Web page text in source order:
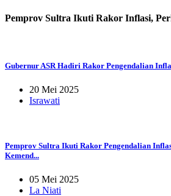
Pemprov Sultra Ikuti Rakor Inflasi,
Gubernur ASR Hadiri Rakor Pengendalian
20 Mei 2025
Israwati
Pemprov Sultra Ikuti Rakor Pengendalian
Kemend...
05 Mei 2025
La Niati